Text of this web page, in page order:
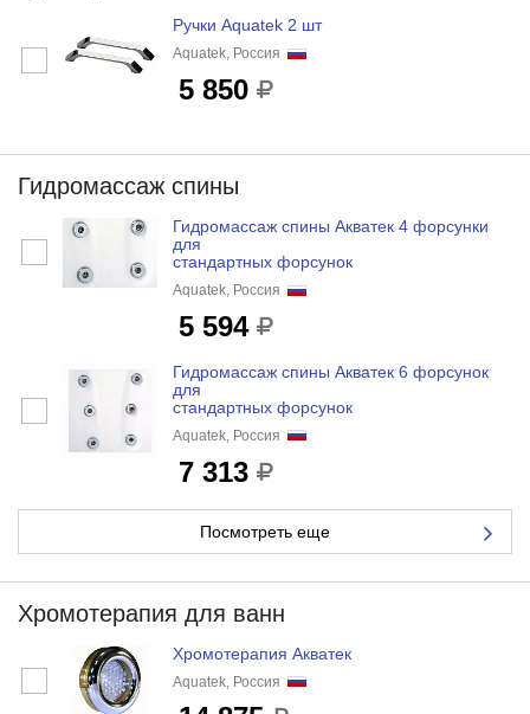
Ручки Aquatek 2 шт
Aquatek, Россия
5 850
Гидромассаж спины
Гидромассаж спины Акватек 4 форсунки
для
стандартных форсунок
Aquatek, Россия
5 594
Гидромассаж спины Акватек 6 форсунок
для
стандартных форсунок
Aquatek, Россия
7 313
Посмотреть еще
Хромотерапия для ванн
Хромотерапия Акватек
Aquatek, Россия